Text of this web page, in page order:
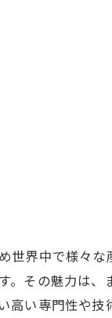
世界中で様々
。その魅力は
高い専門性や